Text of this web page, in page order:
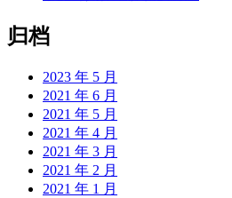
归档
2023 年 5 月
2021 年 6 月
2021 年 5 月
2021 年 4 月
2021 年 3 月
2021 年 2 月
2021 年 1 月